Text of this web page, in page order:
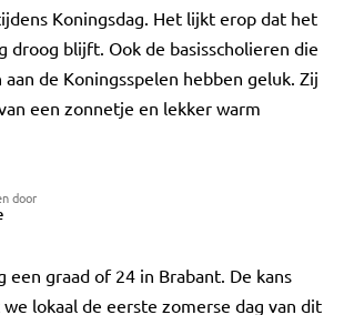
Koningsdag. Het lijkt erop dat het
droog blijft. Ook de basisscholieren die
de Koningsspelen hebben geluk. Zij
een zonnetje en lekker warm
door
een graad of 24 in Brabant. De kans
lokaal de eerste zomerse dag van dit